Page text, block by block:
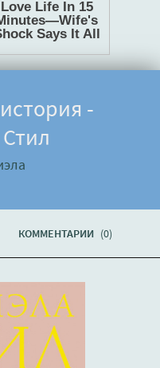
-
КОММЕНТАРИИ (0)